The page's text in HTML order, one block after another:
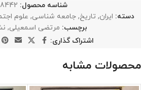
شناسه محصول:
دسته: ایران, تاریخ, جامعه شناسی, علوم
برچسب: مرتضی اسمعیلی,
اشتراک گذاری:
محصولات مشابه